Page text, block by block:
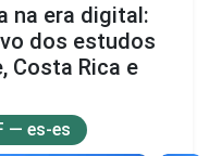
na era digital:
dos estudos
Costa Rica e
— es-es